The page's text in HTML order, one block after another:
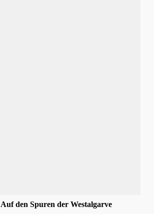
den Spuren der Westalgarve